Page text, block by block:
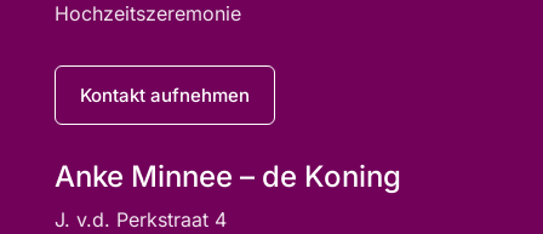
Hochzeitszeremonie
Kontakt aufnehmen
Anke Minnee – de Koning
J. v.d. Perkstraat 4